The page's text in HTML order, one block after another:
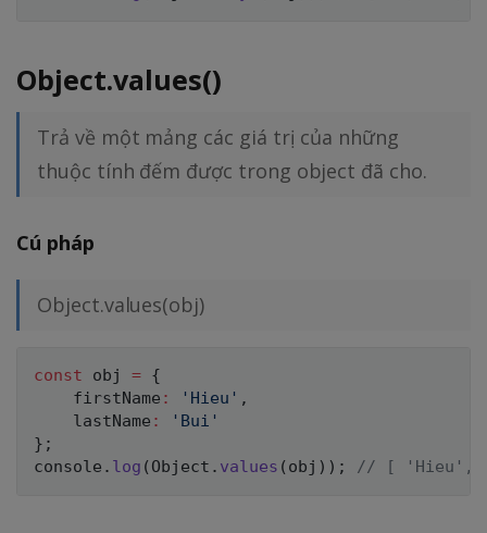
Object.values()
Trả về một mảng các giá trị của những
thuộc tính đếm được trong object đã cho.
Cú pháp
Object.values(obj)
const obj = {
    firstName
: 'Hieu' ,
    lastName
:
'Bui'
} ;
console . log ( Object . values ( obj ) ) ; // [ 'Hieu',